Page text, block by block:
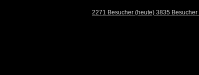
2271 Besucher (heute) 3835